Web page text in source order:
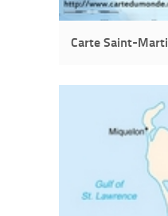
Carte Saint-